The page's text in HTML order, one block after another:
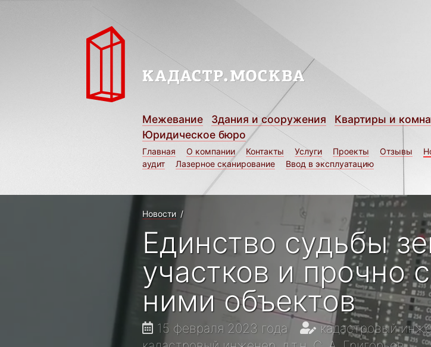
Межевание Здания и сооружения Квартиры и
Юридическое бюро
Главная О компании Контакты Услуги Проекты Отзывы
аудит
Лазерное сканирование Ввод в эксплуатацию
Новости /
Единство судьбы
участков и прочно
ними объектов
15 февраля 2023 года
кадастровый